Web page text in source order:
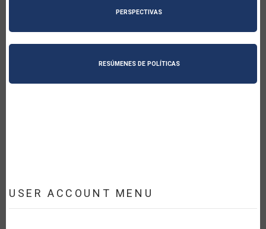
PERSPECTIVAS
RESÚMENES DE POLÍTICAS
USER ACCOUNT MENU